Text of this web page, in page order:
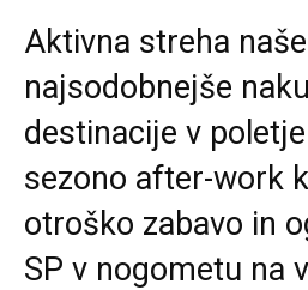
Aktivna streha naše
najsodobnejše
destinacije v
sezono after-work
otroško zabavo in
SP v nogometu na